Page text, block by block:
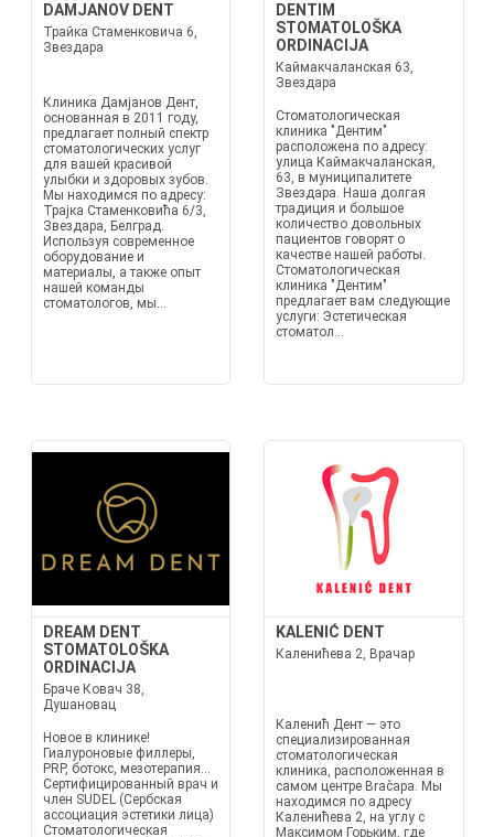
DAMJANOV DENT
Трайка Стаменковича 6,
Звездара
Клиника Дамјанов Дент,
основанная в 2011 году,
предлагает полный спектр
стоматологических услуг
для вашей красивой
улыбки и здоровых зубов.
Мы находимся по адресу:
Трајка Стаменковића 6/3,
Звездара, Белград.
Используя современное
оборудование и
материалы, а также опыт
нашей команды
стоматологов, мы...
DENTIM
STOMATOLOŠKA
ORDINACIJA
Каймакчаланская 63,
Звездара
Стоматологическая
клиника "Дентим"
расположена по адресу:
улица Каймакчаланская,
63, в муниципалитете
Звездара. Наша долгая
традиция и большое
количество довольных
пациентов говорят о
качестве нашей работы.
Стоматологическая
клиника "Дентим"
предлагает вам следующие
услуги: Эстетическая
стоматол...
DREAM DENT
STOMATOLOŠKA
ORDINACIJA
Браче Ковач 38,
Душановац
Новое в клинике!
Гиалуроновые филлеры,
PRP, ботокс, мезотерапия...
Сертифицированный врач и
член SUDEL (Сербская
ассоциация эстетики лица)
Стоматологическая
KALENIĆ DENT
Каленићева 2, Врачар
Каленић Дент — это
специализированная
стоматологическая
клиника, расположенная в
самом центре Вračара. Мы
находимся по адресу
Каленићева 2, на углу с
Максимом Горьким, где